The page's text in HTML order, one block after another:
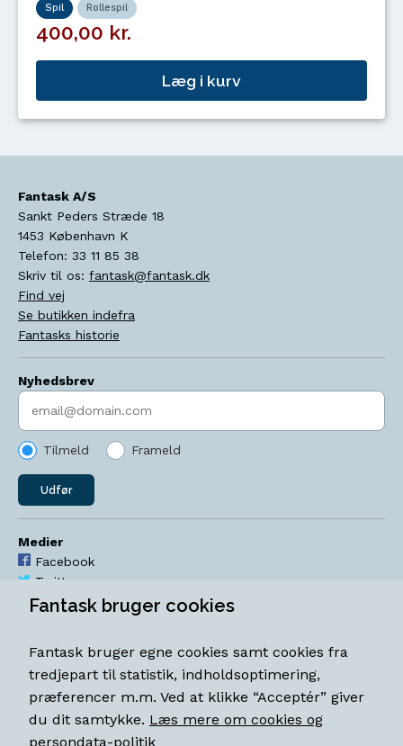
Spil Rollespil
400,00 kr.
Læg i kurv
Fantask A/S
Sankt Peders Stræde 18
1453 København K
Telefon: 33 11 85 38
Skriv til os: fantask@fantask.dk
Find vej
Se butikken indefra
Fantasks historie
Nyhedsbrev
Indtast søgeord
Tilmeld Frameld
Udfør
Medier
Facebook
Twitter
YouTube
Åbningstider
Mandag-torsdag 11-18
Fredag 11-18.30
Lørdag 11-15
Fantask bruger cookies
Fantask bruger egne cookies samt cookies fra
tredjepart til statistik, indholdsoptimering,
præferencer m.m. Ved at klikke “Acceptér” giver
du dit samtykke. Læs mere om cookies og
persondata-politik